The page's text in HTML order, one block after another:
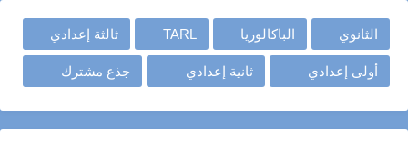
الثانوي الباكالوريا TARL ثالثة إعدادي
أولى إعدادي ثانية إعدادي جذع مشترك